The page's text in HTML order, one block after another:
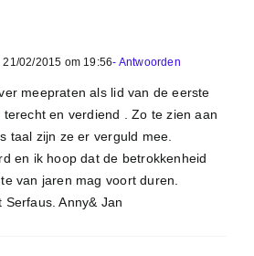
21/02/2015 om 19:56- Antwoorden
meepraten als lid van de eerste
terecht en verdiend . Zo te zien aan
taal zijn ze er verguld mee.
en ik hoop dat de betrokkenheid
van jaren mag voort duren.
Serfaus. Anny& Jan